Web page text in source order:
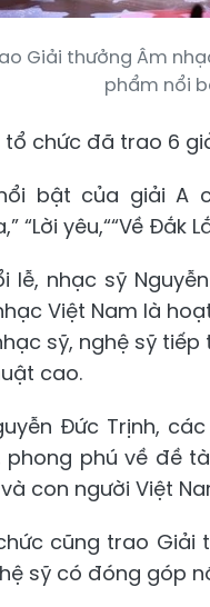
Giải thưởng Âm
phẩm nổi
chức đã trao 6
bật của giải A
“Lời yêu,““Về Đắk
lễ, nhạc sỹ
Việt Nam là
sỹ, nghệ sỹ
cao.
Đức Trịnh,
phong phú về đề
con người Việt
cũng trao
sỹ có đóng góp